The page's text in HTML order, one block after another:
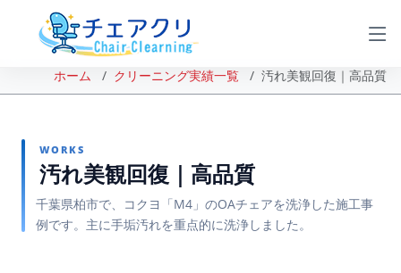
ホーム クリーニング実績一覧 汚れ美観回復｜高品質
WORKS
汚れ美観回復｜高品質
千葉県柏市で、コクヨ「M4」のOAチェアを洗浄した施工事
例です。主に手垢汚れを重点的に洗浄しました。